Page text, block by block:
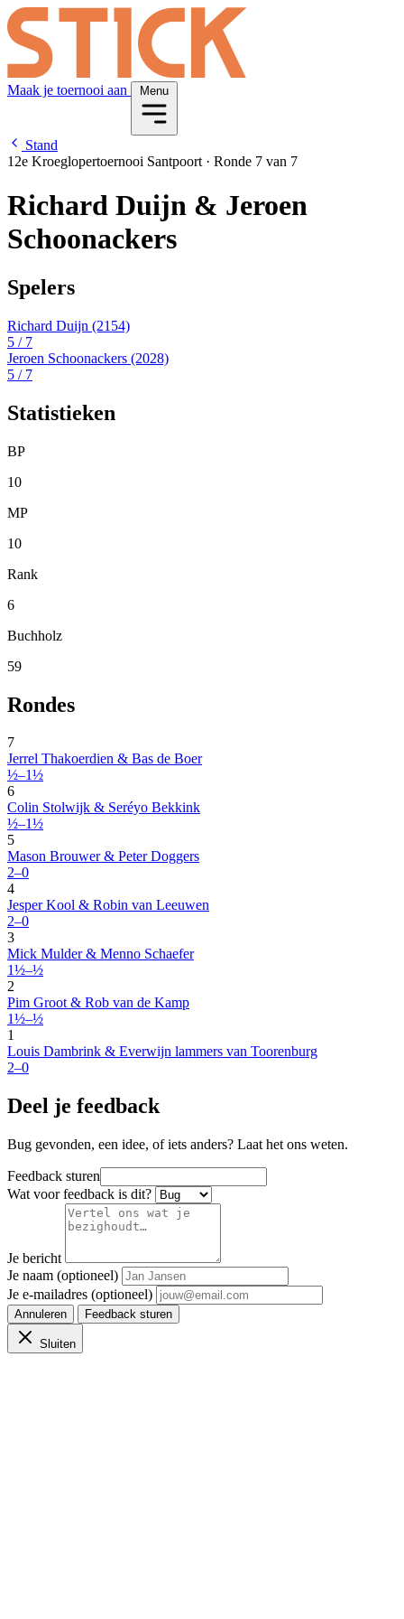
Maak je toernooi aan Menu
Stand
12e Kroeglopertoernooi Santpoort · Ronde 7 van 7
Richard Duijn & Jeroen
Schoonackers
Spelers
Richard Duijn (2154)
5 / 7
Jeroen Schoonackers (2028)
5 / 7
Statistieken
BP
10
MP
10
Rank
6
Buchholz
59
Rondes
7
Jerrel Thakoerdien & Bas de Boer
½–1½
6
Colin Stolwijk & Seréyo Bekkink
½–1½
5
Mason Brouwer & Peter Doggers
2–0
4
Jesper Kool & Robin van Leeuwen
2–0
3
Mick Mulder & Menno Schaefer
1½–½
2
Pim Groot & Rob van de Kamp
1½–½
1
Louis Dambrink & Everwijn lammers van Toorenburg
2–0
Deel je feedback
Bug gevonden, een idee, of iets anders? Laat het ons weten.
Feedback sturen
Wat voor feedback is dit?
Je bericht
Je naam (optioneel)
Je e-mailadres (optioneel)
Annuleren Feedback sturen
Sluiten